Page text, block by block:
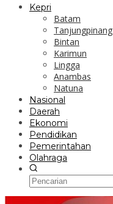
Kepri
Batam
Tanjungpinang
Bintan
Karimun
Lingga
Anambas
Natuna
Nasional
Daerah
Ekonomi
Pendidikan
Pemerintahan
Olahraga